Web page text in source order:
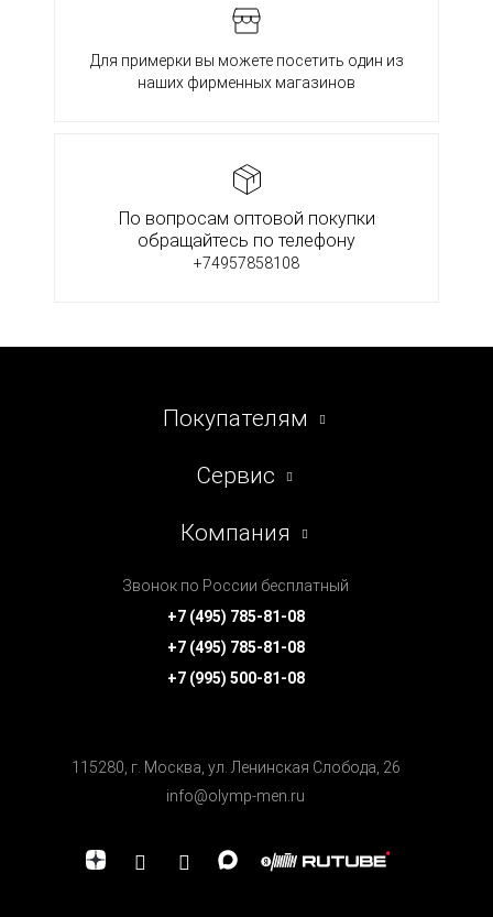
Для примерки вы можете посетить один из
наших фирменных магазинов
По вопросам оптовой покупки
обращайтесь по телефону
+74957858108
Покупателям
Сервис
Компания
Звонок по России бесплатный
+7 (495) 785-81-08
+7 (495) 785-81-08
+7 (995) 500-81-08
115280, г. Москва, ул. Ленинская Cлобода, 26
info@olymp-men.ru